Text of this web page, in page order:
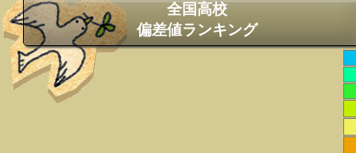
全国高校
偏差値ランキング